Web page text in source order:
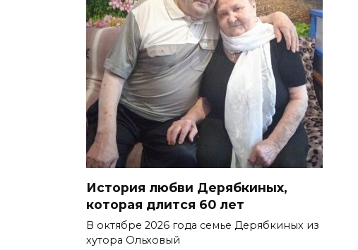
История любви Дерябкиных,
которая длится 60 лет
В октябре 2026 года семье Дерябкиных из
хутора Ольховый